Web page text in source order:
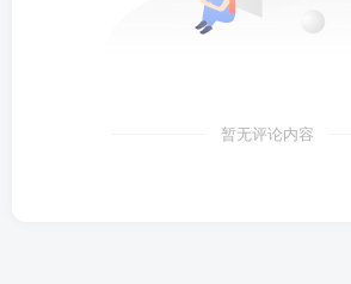
暂无评论内容